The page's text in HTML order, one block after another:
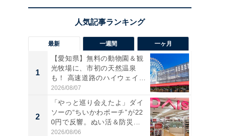
最新 一週間 一ヶ月
1
【愛知県】無料の動物園＆観
光牧場に、市初の天然温泉
も！ 高速道路のハイウェイオ
ア...
2026/08/07
2
「やっと巡り会えたよ」ダイ
ソーの“ちいかわポーチ”が22
0円で反響。ぬい活＆防災...
2026/08/06